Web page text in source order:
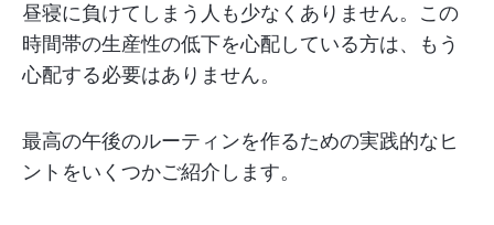
昼寝に負けてしまう人も少なくありません。この
時間帯の生産性の低下を心配している方は、もう
心配する必要はありません。
最高の午後のルーティンを作るための実践的なヒ
ントをいくつかご紹介します。